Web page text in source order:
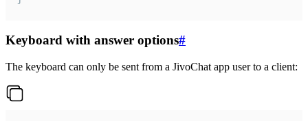
Keyboard with answer options#
The keyboard can only be sent from a JivoChat app user to a client: